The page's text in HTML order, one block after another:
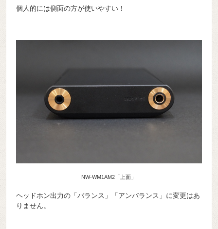
個人的には側面の方が使いやすい！
NW-WM1AM2「上面」
ヘッドホン出力の「バランス」「アンバランス」に変更はあ
りません。